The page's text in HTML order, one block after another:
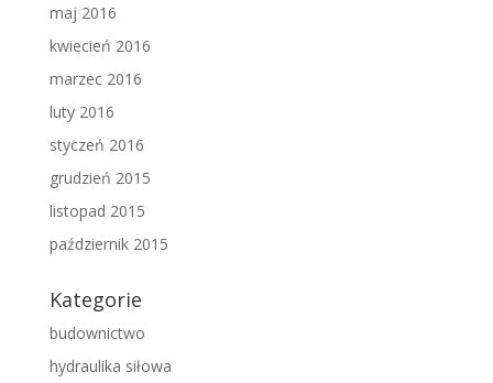
maj 2016
kwiecień 2016
marzec 2016
luty 2016
styczeń 2016
grudzień 2015
listopad 2015
październik 2015
Kategorie
budownictwo
hydraulika siłowa